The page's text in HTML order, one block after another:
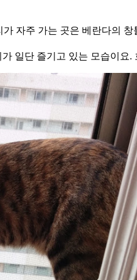
자주 가는 곳은 베란다의
일단 즐기고 있는 모습이요.